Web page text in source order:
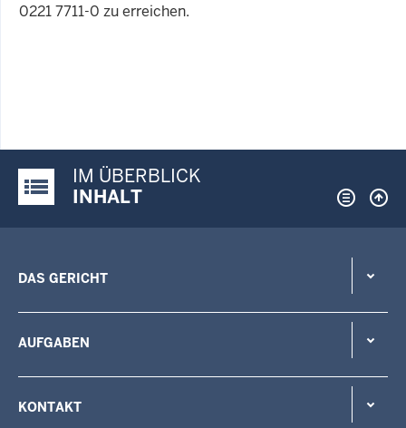
0221 7711-0 zu erreichen.
Justiz-Portal im Überblick:
IM ÜBERBLICK
INHALT
DAS GERICHT
AUFGABEN
KONTAKT